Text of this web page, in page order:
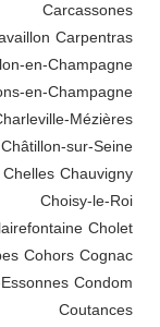
Carcassones
Carpentras
en-Champagne
en-Champagne
Mézières
Châtillon-sur-Seine
Chauvigny
Chelles
Choisy-le-Roi
Cholet
Cognac
Cohors
Condom
Coutances